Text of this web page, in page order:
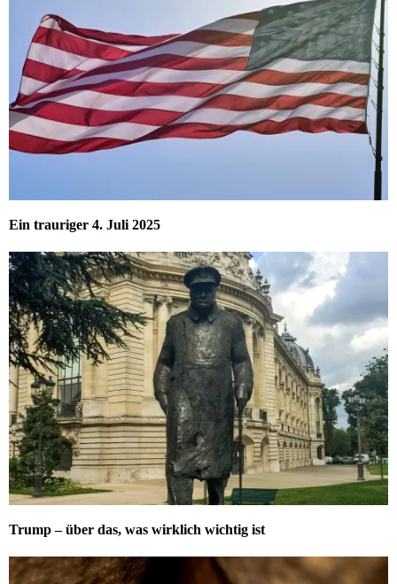
Ein trauriger 4. Juli 2025
Trump – über das, was wirklich wichtig ist